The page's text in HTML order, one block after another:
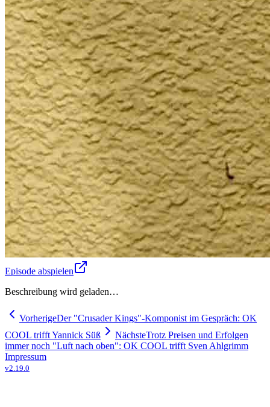
Episode abspielen
Beschreibung wird geladen…
VorherigeDer "Crusader Kings"-Komponist im Gespräch: OK
COOL trifft Yannick Süß
NächsteTrotz Preisen und Erfolgen
immer noch "Luft nach oben": OK COOL trifft Sven Ahlgrimm
Impressum
v2.19.0